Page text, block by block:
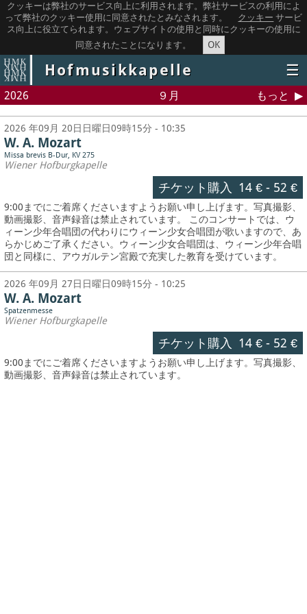
クッキーは弊社のサービス向上に利用されます。弊社サービスの利用によ
って弊社のクッキー使用に同意されたとみなされます。
クッキー サービ
ス向上に役立てられます。ウェブサイトの使用と同時にクッキーの使用に
同意されたことになります。
OK
Hofmusikkapelle ☰
2026 ９月 もっと
2026 年09月 20日日曜日09時15分 - 10:35
W. A. Mozart
Missa brevis B-Dur, KV 275
Wiener Hofburgkapelle
チケット購入 14 €- 52 €
9:00までにご着席くださいますようお願い申し上げます。写真撮影、
動画撮影、音声録音は禁止されています。 このコンサートでは、ウ
ィーン少年合唱団の代わりにウィーン少女合唱団が歌いますので、あ
らかじめご了承ください。ウィーン少女合唱団は、ウィーン少年合唱
団と同様に、アウガルテン宮殿で充実した教育を受けています。
2026 年09月 27日日曜日09時15分 - 10:25
W. A. Mozart
Spatzenmesse
Wiener Hofburgkapelle
チケット購入 14 €- 52 €
9:00までにご着席くださいますようお願い申し上げます。写真撮影、
動画撮影、音声録音は禁止されています。